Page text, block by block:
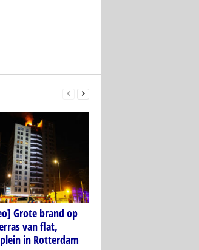
Grote brand op
van flat,
in Rotterdam